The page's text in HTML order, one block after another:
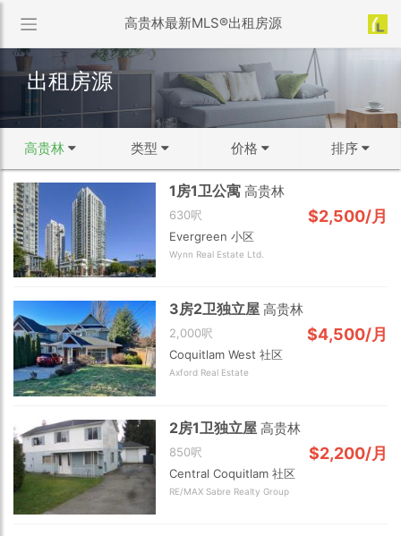
高贵林最新MLS®出租房源
出租房源
高贵林 类型 价格 排序
区域选择
温市中心 温西
西温
列治文 新西敏
白石 高贵林
高贵林港
阿伯茨福 枫树岭
米逊 奇利瓦克
威斯勒
类型选择
公寓 联排
独立屋
确定
价格范围
1.5K 以下 1.5K - 2K
3K - 5K
10K 以上
确定
↻ 默认排序
↓ 最近更新
↓ 房龄从新到旧
↑ 价格从低到高
↓ 价格从高到低
↓ 面积从大到小
↓ 卧室从多到少
↑ 卧室从少到多
↓ 最新发布
1房1卫公寓高贵林
630呎 $2,500/月
Evergreen 小区
Wynn Real Estate Ltd.
3房2卫独立屋高贵林
2,000呎 $4,500/月
Coquitlam West 社区
Axford Real Estate
2房1卫独立屋高贵林
850呎 $2,200/月
Central Coquitlam 社区
RE/MAX Sabre Realty Group